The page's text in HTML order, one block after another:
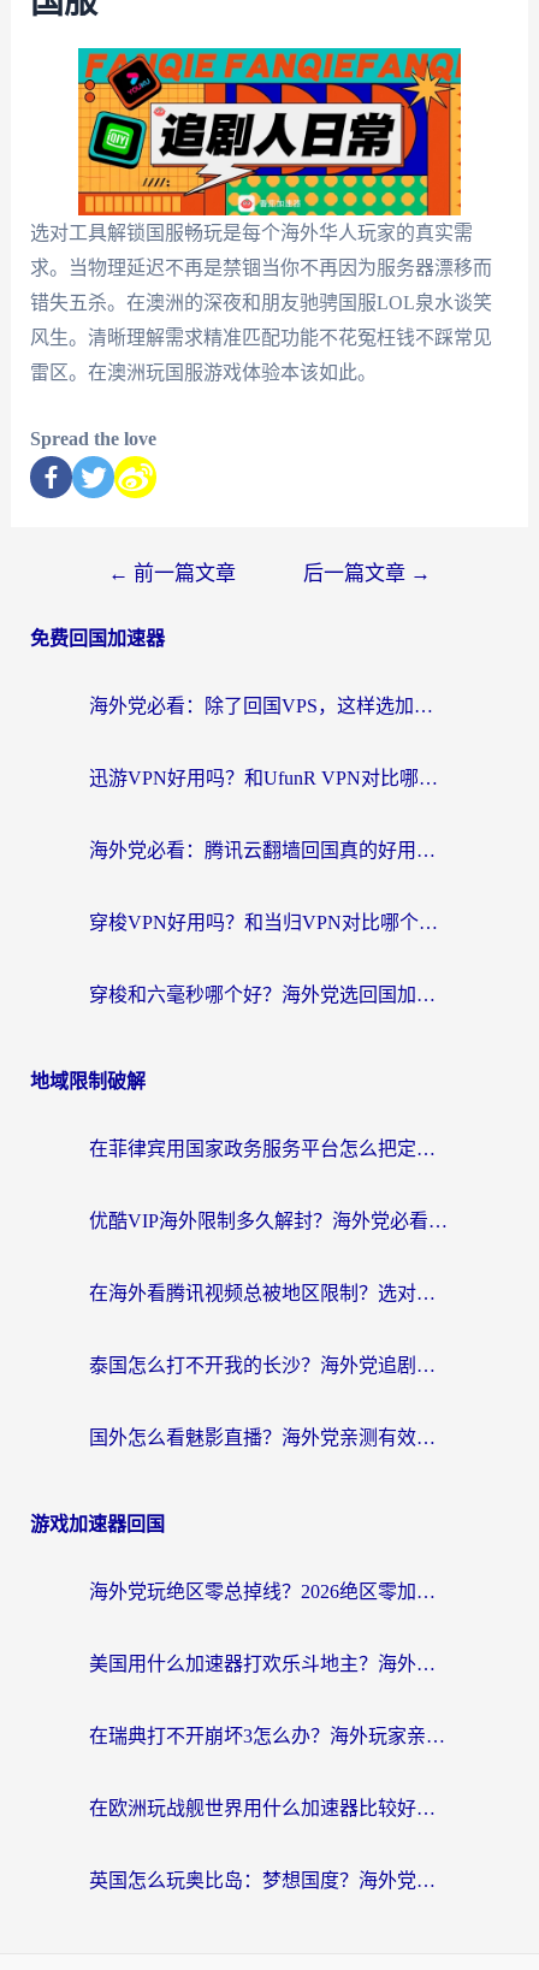
选对工具解锁国服畅玩是每个海外华人玩家的真实需
求。当物理延迟不再是禁锢当你不再因为服务器漂移而
错失五杀。在澳洲的深夜和朋友驰骋国服LOL泉水谈笑
风生。清晰理解需求精准匹配功能不花冤枉钱不踩常见
雷区。在澳洲玩国服游戏体验本该如此。
Spread the love
← 前一篇文章 后一篇文章 →
免费回国加速器
海外党必看：除了回国VPS，这样选加速器也能无缝刷国内资源？
迅游VPN好用吗？和UfunR VPN对比哪个回国效果更好？海外党亲测避坑指南
海外党必看：腾讯云翻墙回国真的好用吗？+ 3步选对回国加速器指南
穿梭VPN好用吗？和当归VPN对比哪个回国效果更好？海外党亲测实用指南
穿梭和六毫秒哪个好？海外党选回国加速器的避坑指南，附番茄加速器实测
地域限制破解
在菲律宾用国家政务服务平台怎么把定位修改到中国国内？3步解决+海外看剧听歌全攻略
优酷VIP海外限制多久解封？海外党必看的跨区难题一站式解决指南
在海外看腾讯视频总被地区限制？选对回国加速器，还能解决泰国政务网和蜻蜓FM卡顿问题
泰国怎么打不开我的长沙？海外党追剧看片的破局指南
国外怎么看魅影直播？海外党亲测有效的回国加速指南（附听歌、看央视VIP技巧）
游戏加速器回国
海外党玩绝区零总掉线？2026绝区零加速器推荐+跨平台国服游戏加速攻略
美国用什么加速器打欢乐斗地主？海外党亲测有效的国服游戏加速指南
在瑞典打不开崩坏3怎么办？海外玩家亲测有效的国服游戏加速指南
在欧洲玩战舰世界用什么加速器比较好用？老玩家亲测有效的低延迟方案
英国怎么玩奥比岛：梦想国度？海外党不卡攻略+加速器选择秘籍